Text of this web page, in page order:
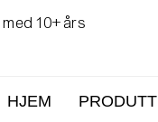
10+ års
HJEM PRODUTT